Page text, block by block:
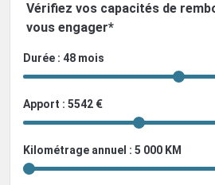
Vérifiez vos capacités de
vous engager*
Durée : 48 mois
Apport : 5542 €
Kilométrage annuel : 5 000 KM